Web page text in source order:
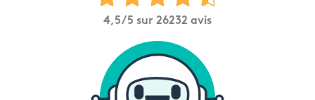
4,5/5 sur 26232 avis